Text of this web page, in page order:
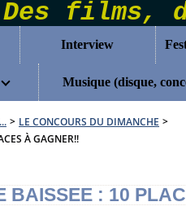
Interview
Musique (disque,
> LE CONCOURS DU DIMANCHE >
À GAGNER!!
BAISSEE : 10